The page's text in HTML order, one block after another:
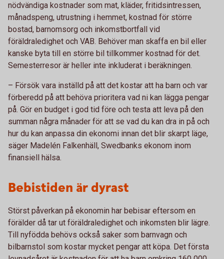
nödvändiga kostnader som mat, kläder, fritidsintressen,
månadspeng, utrustning i hemmet, kostnad för större
bostad, barnomsorg och inkomstbortfall vid
föräldraledighet och VAB. Behöver man skaffa en bil eller
kanske byta till en större bil tillkommer kostnad för det.
Semesterresor är heller inte inkluderat i beräkningen.
– Försök vara inställd på att det kostar att ha barn och var
förberedd på att behöva prioritera vad ni kan lägga pengar
på. Gör en budget i god tid före och testa att leva på den
summan några månader för att se vad du kan dra in på och
hur du kan anpassa din ekonomi innan det blir skarpt läge,
säger Madelén Falkenhäll, Swedbanks ekonom inom
finansiell hälsa.
Bebistiden är dyrast
Störst påverkan på ekonomin har bebisar eftersom en
förälder då tar ut föräldraledighet och inkomsten blir lägre.
Till nyfödda behövs också saker som barnvagn och
bilbarnstol som kostar mycket pengar att köpa. Det första